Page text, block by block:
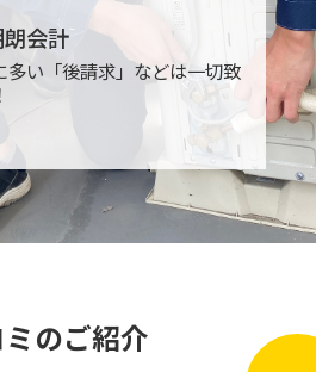
会計
多い「後請求」などは一切致
のご紹介